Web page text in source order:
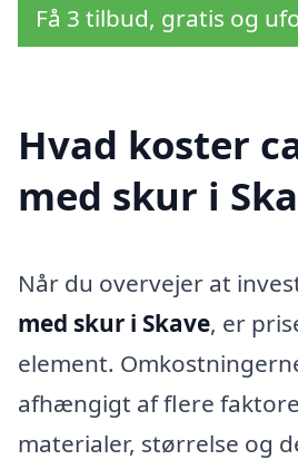
Få 3 tilbud, gratis og
Hvad koster
med skur i
Når du overvejer at
med skur i Skave, er
element.
afhængigt af flere
materialer, størrelse og